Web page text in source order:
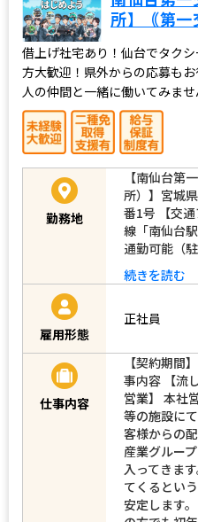
所】｟第一
借上げ社宅あり！仙台でタク
方大歓迎！県外からの応募も
人の仲間と一緒に働いてみませ
勤務地
【南仙台第
所）】宮城
番1号 【交
線「南仙台
通勤可能（
続きを読む
雇用形態
正社員
仕事内容
【契約期間
事内容 【流
営業】 本社
等の施設に
客様からの
産業グルー
入ってきま
てくるとい
安定します